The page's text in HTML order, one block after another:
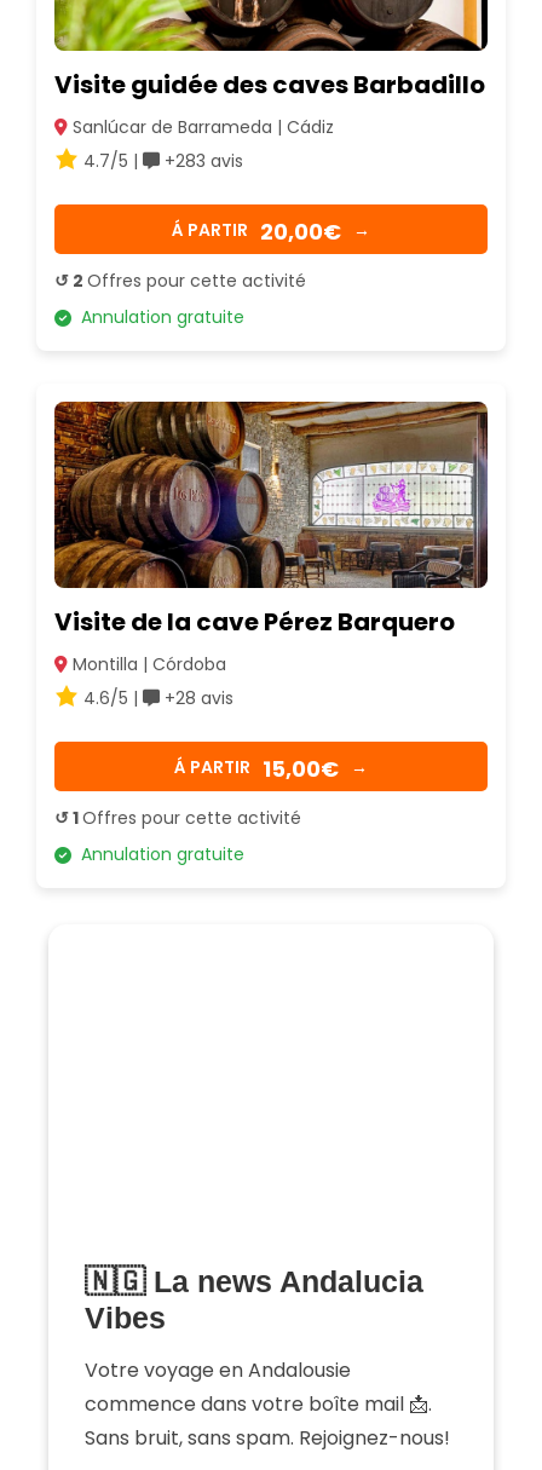
Visite guidée des caves Barbadillo
Sanlúcar de Barrameda | Cádiz
4.7/5 |
+283 avis
Á PARTIR 20,00€ →
↺ 2 Offres pour cette activité
Annulation gratuite
Visite de la cave Pérez Barquero
Montilla | Córdoba
4.6/5 |
+28 avis
Á PARTIR 15,00€ →
↺ 1Offres pour cette activité
Annulation gratuite
🇳🇬 La news Andalucia
Vibes
Votre voyage en Andalousie
commence dans votre boîte mail 📩.
Sans bruit, sans spam. Rejoignez-nous!